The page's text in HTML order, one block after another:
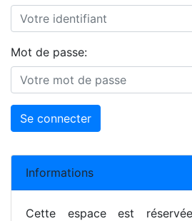
Informations
Cette espace est
Mot de passe: